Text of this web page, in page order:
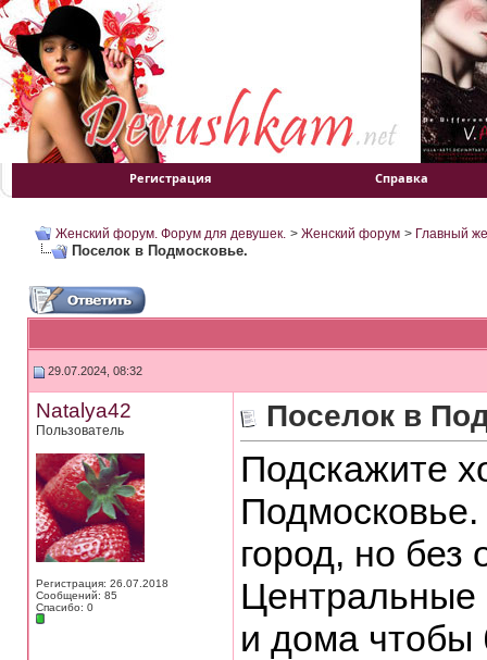
Регистрация Справка
Женский форум. Форум для девушек. > Женский форум > Главный
Поселок в Подмосковье.
29.07.2024, 08:32
Natalya42
Пользователь
Регистрация: 26.07.2018
Сообщений: 85
Спасибо: 0
Поселок в
Подскажите
город, но
Центральные
и дома чтобы